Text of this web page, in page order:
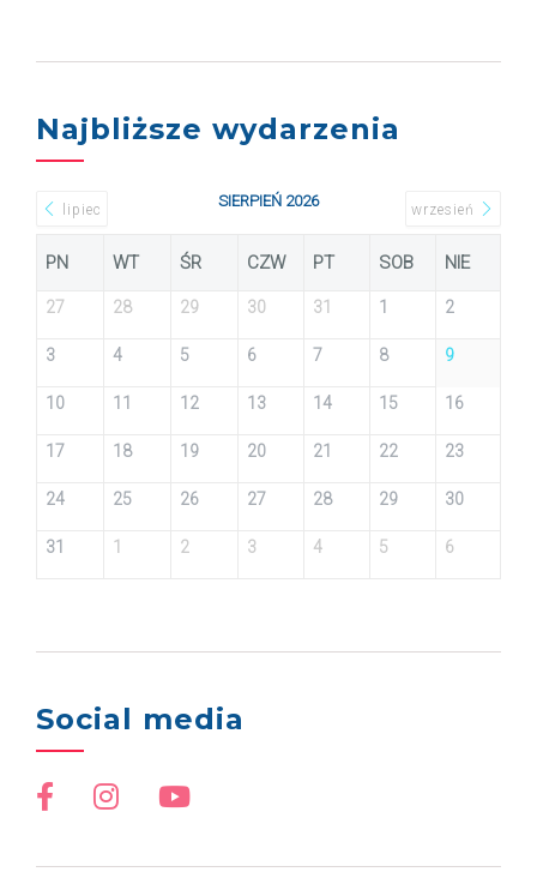
Najbliższe wydarzenia
lipiec SIERPIEŃ 2026 wrzesień
PN WT ŚR CZW PT SOB NIE
27 28 29 30 31 1 2
3 4 5 6 7 8 9
10 11 12 13 14 15 16
17 18 19 20 21 22 23
24 25 26 27 28 29 30
31 1 2 3 4 5 6
Social media